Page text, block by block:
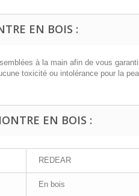
EN BOIS :
à la main afin de vous
toxicité ou intolérance pour la
EN BOIS :
REDEAR
En bois